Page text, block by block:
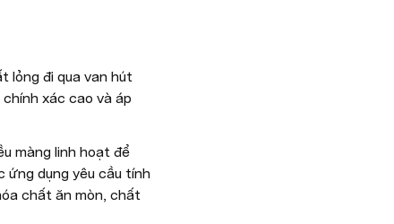
lỏng đi qua van hút
xác cao và áp
màng linh hoạt để
ứng dụng yêu cầu tính
chất ăn mòn, chất